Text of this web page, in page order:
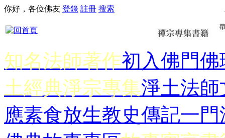
你好，各位佛友 登錄 註冊 搜索
知名法師著作初入佛門佛
土經典淨宗專集淨土法師
應素食放生教史傳記一門